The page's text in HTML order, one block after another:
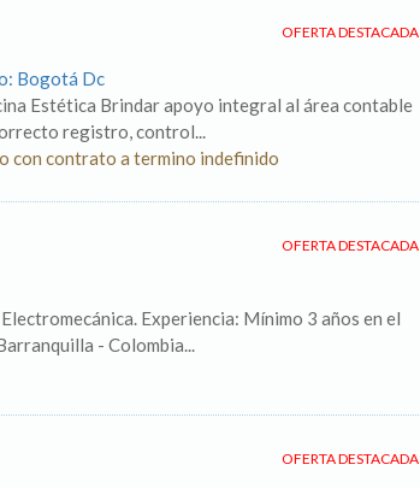
OFERTA DESTACADA
Bogotá Dc
Estética Brindar apoyo integral al área contable
registro, control...
con contrato a termino indefinido
OFERTA DESTACADA
Experiencia: Mínimo 3 años en el
- Colombia...
OFERTA DESTACADA